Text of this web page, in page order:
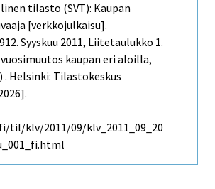
tilasto (SVT): Kaupan
[verkkojulkaisu].
Syyskuu 2011, Liitetaulukko 1.
kaupan eri aloilla,
. Helsinki: Tilastokeskus
til/klv/2011/09/klv_2011_09_20